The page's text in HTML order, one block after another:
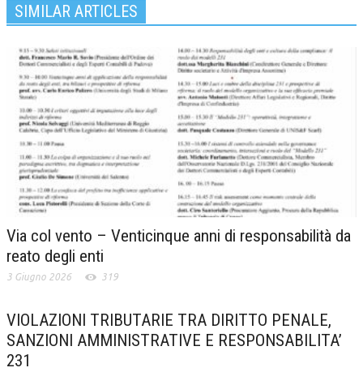
SIMILAR ARTICLES
Via col vento – Venticinque anni di responsabilità da
reato degli enti
3 Giugno 2026 319
VIOLAZIONI TRIBUTARIE TRA DIRITTO PENALE,
SANZIONI AMMINISTRATIVE E RESPONSABILITA’
231